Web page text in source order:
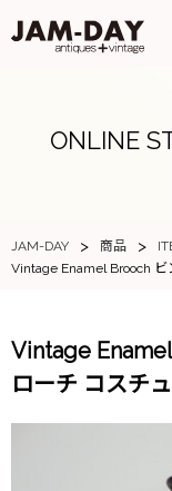
ONLINE
JAM-DAY > 商品 >
Vintage Enamel Brooch
Vintage
ローチ コスチ